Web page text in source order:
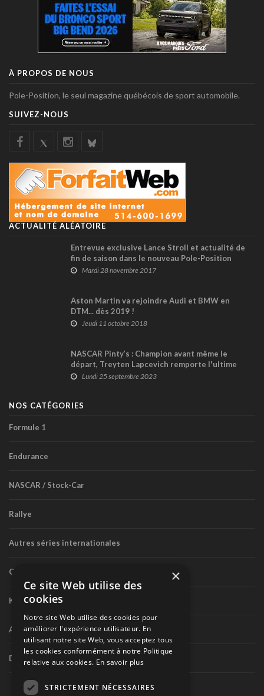
À PROPOS DE NOUS
Pole-Position, le seul magazine québécois de sport automobile.
SUIVEZ-NOUS
ACTUALITÉ ALÉATOIRE
Entrevue exclusive Lance Stroll et actualité de
fin de saison dans le nouveau Pole-Position
Mardi 28 novembre 2017
Aston Martin va rejoindre Audi et BMW en
DTM... dès 2019 !
Jeudi 11 octobre 2018
NASCAR Pinty’s : Champion avant même le
départ, Treyten Lapcevich remporte l'ultime
manche 2023 au Delaware Speedway
Lundi 25 septembre 2023
NOS CATÉGORIES
Formule 1
Endurance
NASCAR / Stock-Car
Rallye
Autres séries internationales
Circuit routier canadien
Karting
Autres séries nationales
Divers
×
Ce site Web utilise des
cookies
Notre site Web utilise des cookies pour
améliorer l'expérience utilisateur. En
utilisant notre site Web, vous acceptez tous
les cookies conformément à notre Politique
relative aux cookies. En savoir plus
STRICTEMENT NÉCESSAIRES